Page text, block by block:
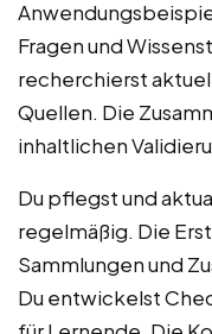
Fragen und
recherchierst
Quellen. Die
inhaltlichen
Du pflegst und
regelmäßig. Die
Sammlungen und
Du entwickelst